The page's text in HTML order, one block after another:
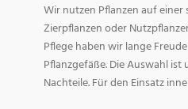
Wir nutzen Pflanzen auf
Zierpflanzen oder
Pflege haben wir lange
Pflanzgefäße. Die Auswahl
Nachteile. Für den Einsatz